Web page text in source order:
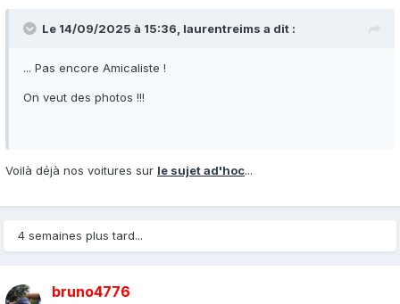
Le 14/09/2025 à 15:36, laurentreims a dit :
... Pas encore Amicaliste !
On veut des photos !!!
Voilà déjà nos voitures sur le sujet ad'hoc...
4 semaines plus tard...
bruno4776